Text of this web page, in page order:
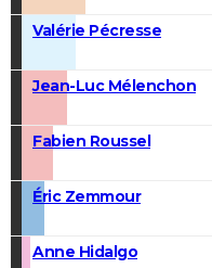
Valérie Pécresse
Jean-Luc Mélenchon
Fabien Roussel
Éric Zemmour
Anne Hidalgo